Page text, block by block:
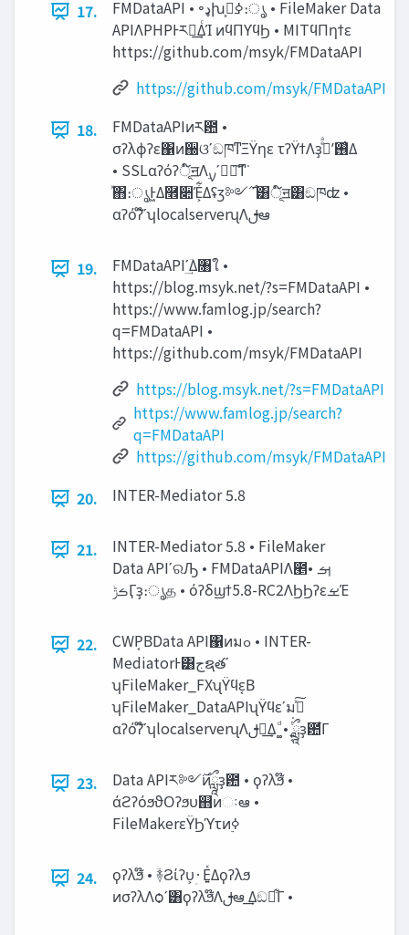
17.
FMDataAPI • ৽‫ډ‬խߦࢯ͕։ൃ • FileMaker Data
APIΛPHPͰར༻͢ΔͨΊ ͷϥΠϒϥϦ • MITϥΠηϯε
https://github.com/msyk/FMDataAPI
https://github.com/msyk/FMDataAPI
18.
FMDataAPIͷར఺ •
σʔλϕʔε΁ͷ઀ଓʹඞཁͳΞΫηε τʔΫϯΛҙࣝͤͣʹ࢖͑Δ
• SSLαʔόʔূ໌ॻΛ࣮ࡍʹಋೖ͠ͳ͘
ͯ΋։ൃͰ͖Δ࿮૊Έ͕͋Δʢӡ༻࣌ ʹ͸ূ໌ॻ͸ඞཁʣ •
αʔόʔ໊ʹʮlocalserverʯΛࢦఆ
19.
FMDataAPIʹؔ͢Δ৘ใ •
https://blog.msyk.net/?s=FMDataAPI •
https://www.famlog.jp/search?
q=FMDataAPI •
https://github.com/msyk/FMDataAPI
https://blog.msyk.net/?s=FMDataAPI
https://www.famlog.jp/search?
q=FMDataAPI
https://github.com/msyk/FMDataAPI
20.
INTER-Mediator 5.8
21.
INTER-Mediator 5.8 • FileMaker
Data APIʹରԠ • FMDataAPIΛ౥ࡌ •
‫ࡏݱ‬Ӷҙ։ൃத • όʔδϣϯ5.8-RC2ΛϦϦʔεࡁΈ
22.
CWP͔ΒData API΁ͷมߋ • INTER-
MediatorͰ͸‫ج‬ຊతʹ
ʮFileMaker_FXʯΫϥε͔Β
ʮFileMaker_DataAPIʯΫϥεʹมߋͯ͠
αʔόʔ໊ʹʮlocalserverʯΛࢦఆ͢Δ ͚ͩ • ͍͔ͭ͘ཹҙ఺͋Γ
23.
Data APIར༻࣌ͷཹҙ఺ • ϙʔλϧ໊ •
άϩʔόϧϑΟʔϧυ஋ͷઃఆ •
FileMakerεΫϦϓτͷ࣮ߦ
24.
ϙʔλϧ໊ • ؔ࿈Ϩίʔυ͕‫·ؚ‬Ε͍ͯΔϙʔλϧ
ͷσʔλΛѻ͏ʹ͸ϙʔλϧ໊Λࢦఆ ͢Δඞཁ͋Γ •